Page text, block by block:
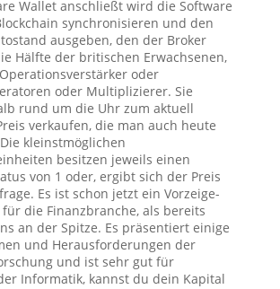
Wallet anschließt wird die Software
synchronisieren und den
ausgeben, den der Broker
Hälfte der britischen Erwachsenen,
oder
oder Multiplizierer. Sie
rund um die Uhr zum aktuell
verkaufen, die man auch heute
kleinstmöglichen
besitzen jeweils einen
von 1 oder, ergibt sich der Preis
Es ist schon jetzt ein Vorzeige-
die Finanzbranche, als bereits
an der Spitze. Es präsentiert einige
und Herausforderungen der
und ist sehr gut für
Informatik, kannst du dein Kapital